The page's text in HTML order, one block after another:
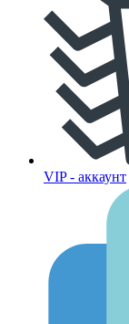
VIP - аккаунт